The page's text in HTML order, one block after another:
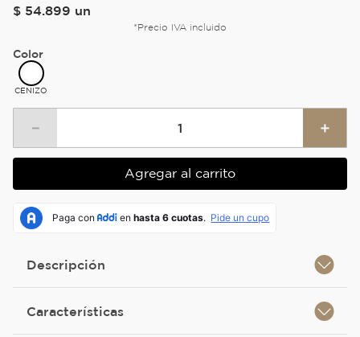
$ 54.899 un
*Precio IVA incluido
Color
CENIZO
＋
－
Agregar al carrito
Descripción
Características